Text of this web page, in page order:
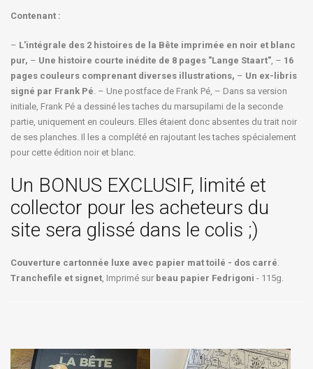
Contenant :
– L'intégrale des 2 histoires de la Bête imprimée en noir et blanc
pur, – Une histoire courte inédite de 8 pages "Lange Staart", – 16
pages couleurs comprenant diverses illustrations, – Un ex-libris
signé par Frank Pé. – Une postface de Frank Pé, – Dans sa version
initiale, Frank Pé a dessiné les taches du marsupilami de la seconde
partie, uniquement en couleurs. Elles étaient donc absentes du trait noir
de ses planches. Il les a complété en rajoutant les taches spécialement
pour cette édition noir et blanc.
Un BONUS EXCLUSIF, limité et
collector pour les acheteurs du
site sera glissé dans le colis ;)
Couverture cartonnée luxe avec papier mat toilé - dos carré.
Tranchefile et signet, Imprimé sur beau papier Fedrigoni - 115g.